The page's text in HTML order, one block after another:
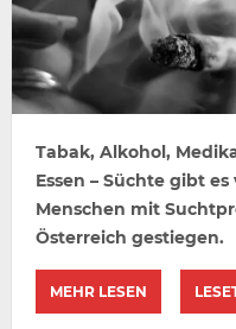
Tabak, Alkohol,
Essen – Süchte gibt
Menschen mit
Österreich gestiegen.
MEHR LESEN